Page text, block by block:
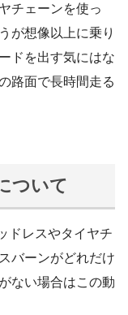
チェーンを使っ
が想像以上に乗り
ドを出す気にはな
路面で長時間走る
ついて
ドレスやタイヤチ
バーンがどれだけ
ない場合はこの動